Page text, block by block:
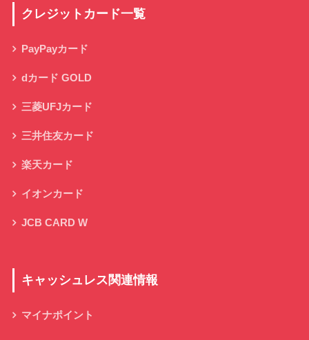
クレジットカード一覧
PayPayカード
dカード GOLD
三菱UFJカード
三井住友カード
楽天カード
イオンカード
JCB CARD W
キャッシュレス関連情報
マイナポイント